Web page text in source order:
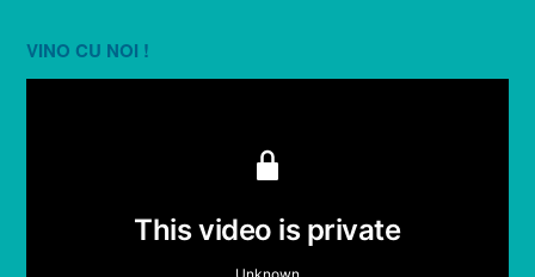
VINO CU NOI !